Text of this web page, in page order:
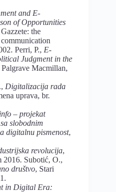
and E-
of Opportunities
Gazzete: the
Perri, P., E-
Judgment in the
Palgrave Macmillan,
Digitalizacija rada
uprava, br.
– projekat
sa slobodnim
digitalnu pismenost,
revolucija,
2016. Subotić, O.,
društvo, Stari
in Digital Era: